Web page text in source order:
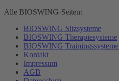
Alle BIOSWING-Seiten:
BIOSWING Sitzsysteme
BIOSWING Therapiesysteme
BIOSWING Trainingssysteme
Kontakt
Impressum
AGB